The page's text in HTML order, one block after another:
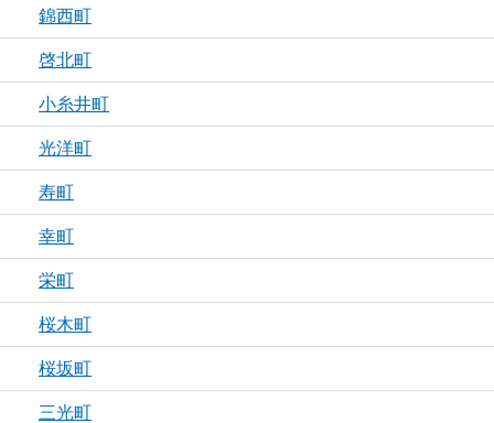
錦西町
啓北町
小糸井町
光洋町
寿町
幸町
栄町
桜木町
桜坂町
三光町